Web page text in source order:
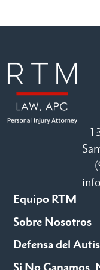
Equipo RTM
Sobre Nosotros
Defensa del
Si No Ganamos,